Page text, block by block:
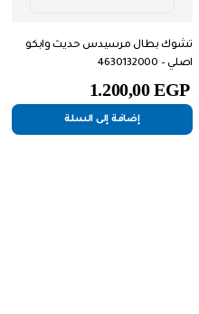
تشوك بطال مرسيدس حديث وابكو
اصلي – 4630132000
1.200,00EGP
إضافة إلى السلة